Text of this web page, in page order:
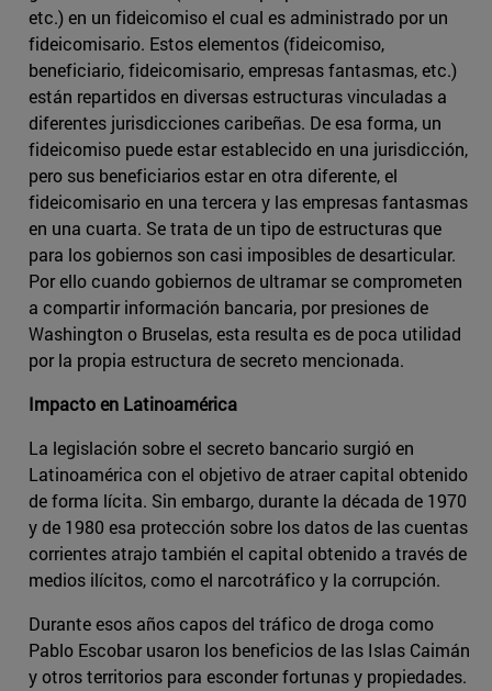
etc.) en un fideicomiso el cual es administrado por un
fideicomisario. Estos elementos (fideicomiso,
beneficiario, fideicomisario, empresas fantasmas, etc.)
están repartidos en diversas estructuras vinculadas a
diferentes jurisdicciones caribeñas. De esa forma, un
fideicomiso puede estar establecido en una jurisdicción,
pero sus beneficiarios estar en otra diferente, el
fideicomisario en una tercera y las empresas fantasmas
en una cuarta. Se trata de un tipo de estructuras que
para los gobiernos son casi imposibles de desarticular.
Por ello cuando gobiernos de ultramar se comprometen
a compartir información bancaria, por presiones de
Washington o Bruselas, esta resulta es de poca utilidad
por la propia estructura de secreto mencionada.
Impacto en Latinoamérica
La legislación sobre el secreto bancario surgió en
Latinoamérica con el objetivo de atraer capital obtenido
de forma lícita. Sin embargo, durante la década de 1970
y de 1980 esa protección sobre los datos de las cuentas
corrientes atrajo también el capital obtenido a través de
medios ilícitos, como el narcotráfico y la corrupción.
Durante esos años capos del tráfico de droga como
Pablo Escobar usaron los beneficios de las Islas Caimán
y otros territorios para esconder fortunas y propiedades.